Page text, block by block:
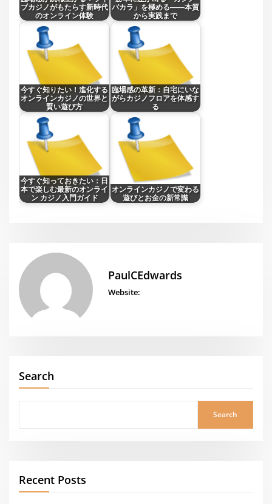
ブカジノがもたらす新時代
のオンライン体験
バカラ」を極める――本質
から実践まで
今すぐ知りたい！進化する
オンラインカジノの世界と
賢い遊び方
臨場感の革新：自宅にいな
がらカジノフロアを体感す
る
今すぐ知っておきたい：日
本で楽しむ最新のオンライ
ン カジノ入門ガイド
オンラインカジノで変わる
遊びとお金の新常識
PaulCEdwards
Website:
Search
Search
Recent Posts